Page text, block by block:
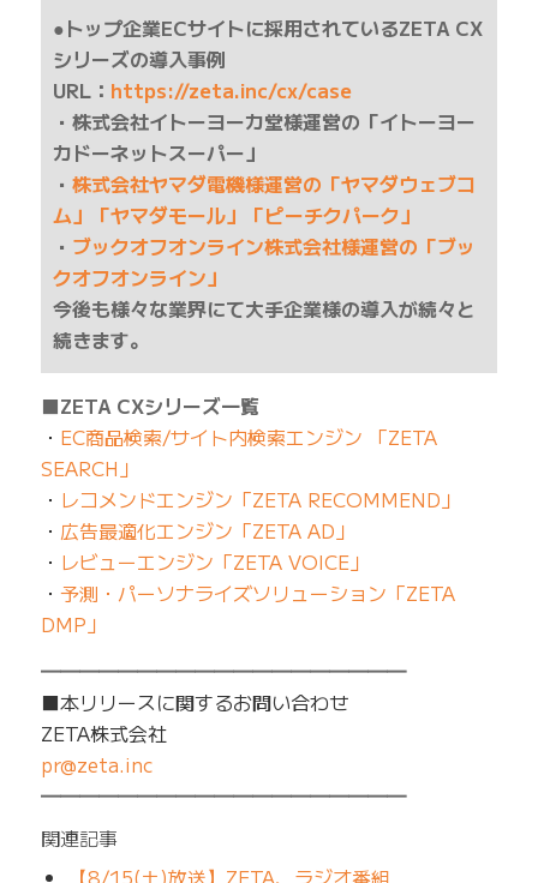
●トップ企業ECサイトに採用されているZETA CX
シリーズの導入事例
URL： https://zeta.inc/cx/case
・株式会社イトーヨーカ堂様運営の「イトーヨー
カドーネットスーパー」
・ 株式会社ヤマダ電機様運営の「ヤマダウェブコ
ム」「ヤマダモール」「ピーチクパーク」
・ ブックオフオンライン株式会社様運営の「ブッ
クオフオンライン」
今後も様々な業界にて大手企業様の導入が続々と
続きます。
■ZETA CXシリーズ一覧
・ EC商品検索/サイト内検索エンジン 「ZETA
SEARCH」
・ レコメンドエンジン「ZETA RECOMMEND」
・ 広告最適化エンジン「ZETA AD」
・ レビューエンジン「ZETA VOICE」
・ 予測・パーソナライズソリューション「ZETA
DMP」
━━━━━━━━━━━━━━━━━━━
■本リリースに関するお問い合わせ
ZETA株式会社
pr@zeta.inc
━━━━━━━━━━━━━━━━━━━
関連記事
【8/15(土)放送】ZETA、ラジオ番組